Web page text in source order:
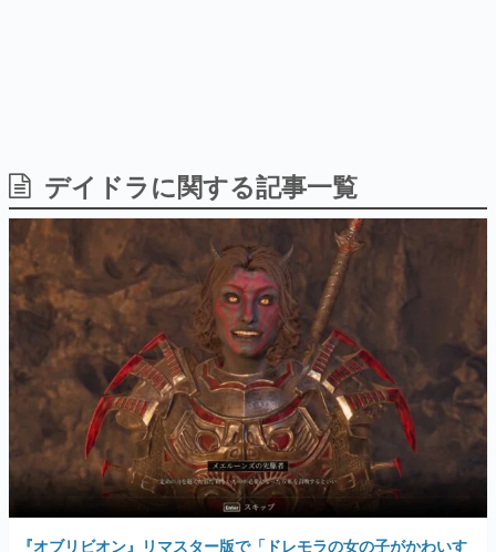
日本のモバイルゲーム史における主要なトピック・タイト
ルを網羅するほか、開発者へのインタビューや識者による
解説を掲載。約20年の歴史が一望できる決定版！
若ゲのいたり〜ゲームクリエイターの青春〜
『うつヌケ』『ペンと箸』等で知られるマンガ家・田中圭
一先生によるゲーム業界レポートマンガです。
なんでゲームは面白い？
ゲーム開発者・hamatsu氏がゲームの魅力を画面や操作の
具体的な形から解き明かしていく、硬派で骨太な評論連載
です。
ゲームが変えた日本語
「経験値」「裏技」「ラスボス」… ゲームにまつわる言葉
の起源や用法の変遷を、コンピューター文化史研究家・タ
イニーP氏が徹底調査。
カテゴリ
『オブリビオン』リマスター版で「ドレモラの女の子がかわいす
ぎる」と嘆くユーザーが海外で話題に。「かわいすぎて、逆らえ
ない」言われるがままに生贄に炎を放つ投稿者。ドレモラの女性
に恋をしてしまい皇帝に謝罪